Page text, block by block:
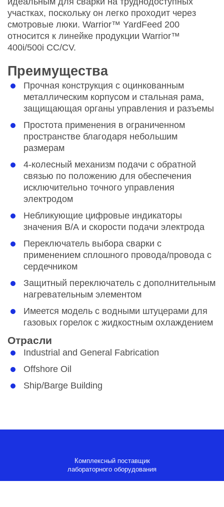
участках, поскольку он легко проходит через
смотровые люки. Warrior™ YardFeed 200
относится к линейке продукции Warrior™
400i/500i CC/CV.
Преимущества
Прочная конструкция с оцинкованным
металлическим корпусом и стальная рама,
защищающая органы управления и разъемы
Простота применения в ограниченном
пространстве благодаря небольшим
размерам
4-колесный механизм подачи с обратной
связью по положению для обеспечения
исключительно точного управления
электродом
Небликующие цифровые индикаторы
значения В/А и скорости подачи электрода
Переключатель выбора сварки с
применением сплошного провода/провода с
сердечником
Защитный переключатель с дополнительным
нагревательным элементом
Имеется модель с водными штуцерами для
газовых горелок с жидкостным охлаждением
Отрасли
Industrial and General Fabrication
Offshore Oil
Ship/Barge Building
Комплексный поставщик
лабораторного оборудования